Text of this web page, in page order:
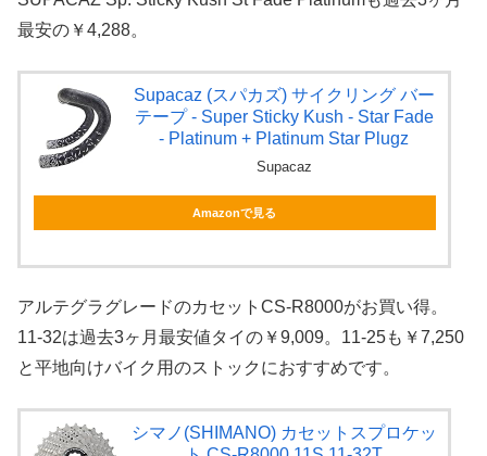
最安の￥4,288。
Supacaz (スパカズ) サイクリング バー
テープ - Super Sticky Kush - Star Fade
- Platinum + Platinum Star Plugz
Supacaz
Amazonで見る
アルテグラグレードのカセットCS-R8000がお買い得。
11-32は過去3ヶ月最安値タイの￥9,009。11-25も￥7,250
と平地向けバイク用のストックにおすすめです。
シマノ(SHIMANO) カセットスプロケッ